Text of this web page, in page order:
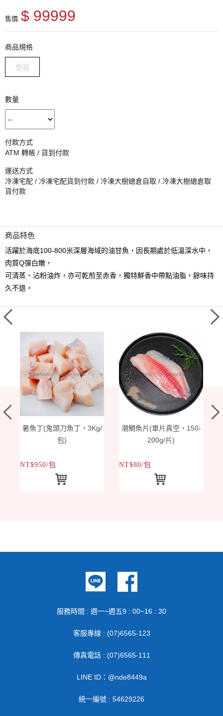
售價 $ 99999
商品規格
整箱
數量
付款方式
ATM 轉帳 / 貨到付款
運送方式
冷凍宅配 / 冷凍宅配貨到付款 / 冷凍大樹總倉自取 / 冷凍大樹總倉取
貨付款
商品特色
活躍於海底100-800米深層海域的油甘魚，因長期處於低溫深水中，
肉質Q彈白嫩，
可清蒸、沾粉油炸，亦可乾煎至赤香，獨特鮮香中帶點油脂，餘味持
久不退。
暑魚丁(鬼頭刀魚丁，3Kg/
包)
NT$950/包
潮鯛魚片(單片真空，150-
200g/片)
NT$80/包
服務時間 : 週一~週五9 : 00~16 : 30
客服專線 : (07)6565-123
傳真電話 : (07)6565-111
LINE ID：@nde8449a
統一編號 : 54629226